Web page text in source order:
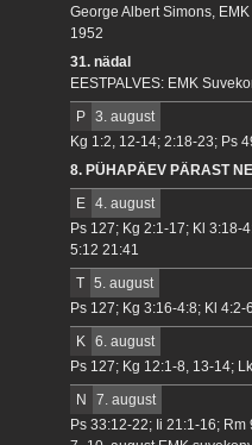
George Albert Simons,
1952
31. nädal
EESTPALVES: EMK
P 3. august
Kg 1:2, 12-14; 2:18-23; Ps
8. PÜHAPÄEV PÄRAST
E 4. august
Ps 127; Kg 2:1-17; Kl 3:18-
5:12 21:41
T 5. august
Ps 127; Kg 3:16-4:8; Kl 4:2-6
K 6. august
Ps 127; Kg 12:1-8, 13-14;
N
7. august
Ps 33:12-22; Ii 21:1-16; Rm